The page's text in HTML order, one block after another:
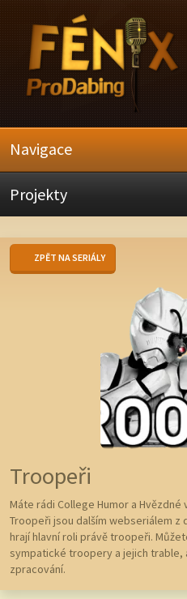
Navigace
Projekty
ZPĚT NA SERIÁLY
Troopeři
Máte rádi College Humor a
Troopeři jsou dalším webseriálem z
hrají hlavní roli právě troopeři.
sympatické troopery a jejich trable,
zpracování.